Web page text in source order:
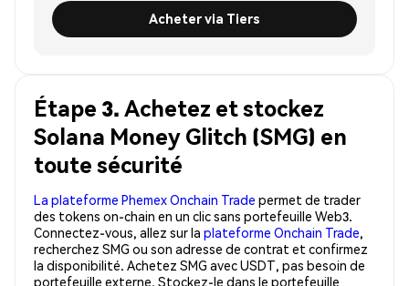
Acheter via Tiers
Étape 3. Achetez et stockez
Solana Money Glitch (SMG) en
toute sécurité
La plateforme Phemex Onchain Trade permet de trader
des tokens on-chain en un clic sans portefeuille Web3.
Connectez-vous, allez sur la plateforme Onchain Trade,
recherchez SMG ou son adresse de contrat et confirmez
la disponibilité. Achetez SMG avec USDT, pas besoin de
portefeuille externe. Stockez-le dans le portefeuille